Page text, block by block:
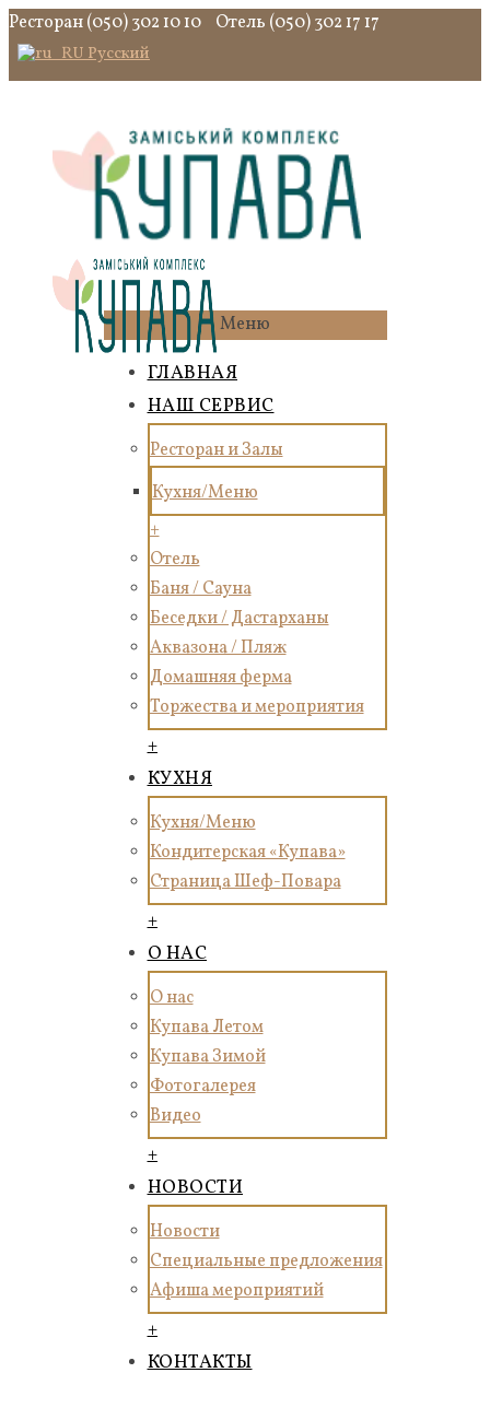
Ресторан (050) 302 10 10 Отель (050) 302 17 17
Русский
Меню
ГЛАВНАЯ
НАШ СЕРВИС
Ресторан и Залы
Кухня/Меню
+
Отель
Баня / Сауна
Беседки / Дастарханы
Аквазона / Пляж
Домашняя ферма
Торжества и мероприятия
+
КУХНЯ
Кухня/Меню
Кондитерская «Купава»
Страница Шеф-Повара
+
О НАС
О нас
Купава Летом
Купава Зимой
Фотогалерея
Видео
+
НОВОСТИ
Новости
Специальные предложения
Афиша мероприятий
+
КОНТАКТЫ